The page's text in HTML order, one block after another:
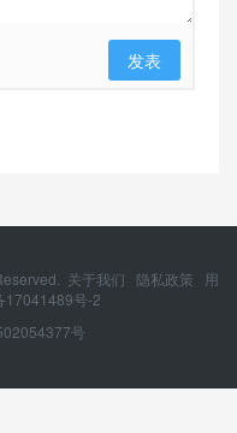
发表
关于我们 隐私政策
用
17041489号-2
号